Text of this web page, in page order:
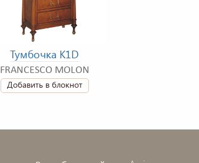
Тумбочка K1D
FRANCESCO MOLON
Добавить в блокнот